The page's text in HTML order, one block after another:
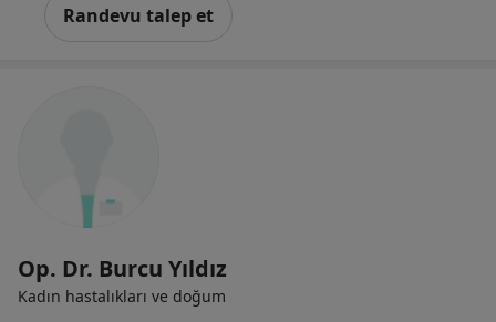
Randevu talep et
Op. Dr. Burcu Yıldız
Kadın hastalıkları ve doğum